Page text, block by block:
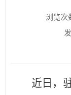
浏览次
近日，